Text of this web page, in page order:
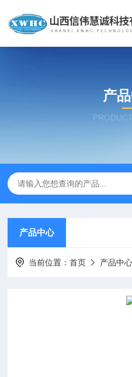
产
产品中心
当前位置：首页 产品中心